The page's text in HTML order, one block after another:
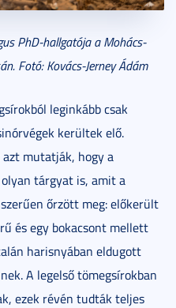
PhD-hallgatója a Mohács-
Fotó: Kovács-Jerney Ádám
leginkább csak
kerültek elő.
mutatják, hogy a
tárgyat is, amit a
őrzött meg: előkerült
és egy bokacsont mellett
harisnyában eldugott
A legelső tömegsírokban
ezek révén tudták teljes